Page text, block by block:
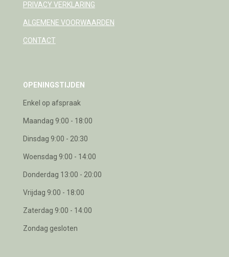
PRIVACY VERKLARING
ALGEMENE VOORWAARDEN
CONTACT
OPENINGSTIJDEN
Enkel op afspraak
Maandag 9:00 - 18:00
Dinsdag 9:00 - 20:30
Woensdag 9:00 - 14:00
Donderdag 13:00 - 20:00
Vrijdag 9:00 - 18:00
Zaterdag 9:00 - 14:00
Zondag gesloten